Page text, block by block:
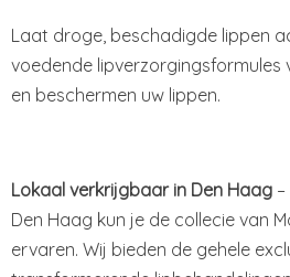
Laat droge, beschadigde lippen
voedende lipverzorgingsformules
en beschermen uw lippen.
Lokaal verkrijgbaar in Den Haag
Den Haag kun je de collecie van
ervaren. Wij bieden de gehele